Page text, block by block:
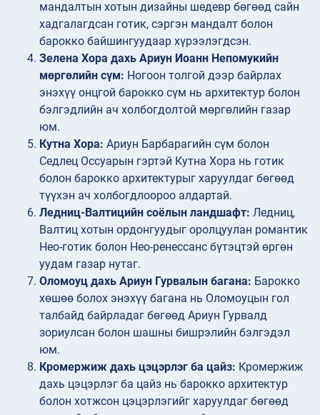
мандалтын хотын дизайны шедевр бөгөөд сайн
хадгалагдсан готик, сэргэн мандалт болон
барокко байшингуудаар хүрээлэгдсэн.
Зелена Хора дахь Ариун Иоанн Непомукийн
мөргөлийн сүм: Ногоон толгой дээр байрлах
энэхүү онцгой барокко сүм нь архитектур болон
бэлгэдлийн ач холбогдолтой мөргөлийн газар
юм.
Кутна Хора: Ариун Барбарагийн сүм болон
Седлец Оссуарын гэртэй Кутна Хора нь готик
болон барокко архитектурыг харуулдаг бөгөөд
түүхэн ач холбогдлоороо алдартай.
Ледниц-Валтицийн соёлын ландшафт: Ледниц,
Валтиц хотын ордонгуудыг оролцуулан романтик
Нео-готик болон Нео-ренессанс бүтэцтэй өргөн
уудам газар нутаг.
Оломоуц дахь Ариун Гурвалын багана: Барокко
хөшөө болох энэхүү багана нь Оломоуцын гол
талбайд байрладаг бөгөөд Ариун Гурвалд
зориулсан болон шашны бишрэлийн бэлгэдэл
юм.
Кромержиж дахь цэцэрлэг ба цайз: Кромержиж
дахь цэцэрлэг ба цайз нь барокко архитектур
болон хотжсон цэцэрлэгийг харуулдаг бөгөөд